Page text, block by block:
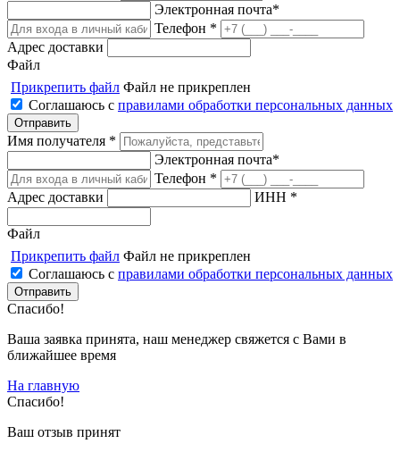
Электронная почта*
Телефон *
Адрес доставки
Файл
Прикрепить файл Файл не прикреплен
Соглашаюсь с правилами обработки персональных данных
Имя получателя *
Электронная почта*
Телефон *
Адрес доставки
ИНН *
Файл
Прикрепить файл Файл не прикреплен
Соглашаюсь с правилами обработки персональных данных
Спасибо!
Ваша заявка принята, наш менеджер свяжется с Вами в
ближайшее время
На главную
Спасибо!
Ваш отзыв принят